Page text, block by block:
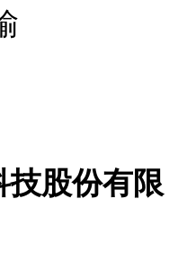
技股份有限